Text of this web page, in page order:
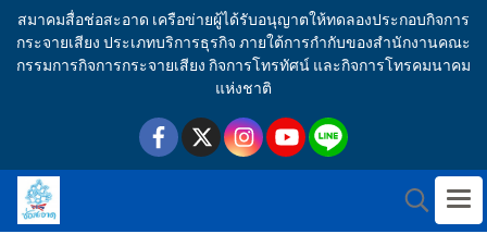
สมาคมสื่อช่อสะอาด เครือข่ายผู้ได้รับอนุญาตให้ทดลองประกอบกิจการ
กระจายเสียง ประเภทบริการธุรกิจ ภายใต้การกำกับของสำนักงานคณะ
กรรมการกิจการกระจายเสียง กิจการโทรทัศน์ และกิจการโทรคมนาคม
แห่งชาติ